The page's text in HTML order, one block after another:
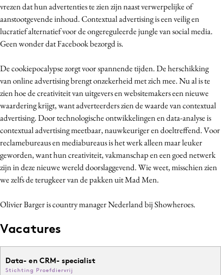
vrezen dat hun advertenties te zien zijn naast verwerpelijke of
aanstootgevende inhoud. Contextual advertising is een veilig en
lucratief alternatief voor de ongereguleerde jungle van social media.
Geen wonder dat Facebook bezorgd is.
De cookiepocalypse zorgt voor spannende tijden. De herschikking
van online advertising brengt onzekerheid met zich mee. Nu al is te
zien hoe de creativiteit van uitgevers en websitemakers een nieuwe
waardering krijgt, want adverteerders zien de waarde van contextual
advertising. Door technologische ontwikkelingen en data-analyse is
contextual advertising meetbaar, nauwkeuriger en doeltreffend. Voor
reclamebureaus en mediabureaus is het werk alleen maar leuker
geworden, want hun creativiteit, vakmanschap en een goed netwerk
zijn in deze nieuwe wereld doorslaggevend. Wie weet, misschien zien
we zelfs de terugkeer van de pakken uit Mad Men.
Olivier Barger is country manager Nederland bij Showheroes.
Vacatures
Data- en CRM- specialist
Stichting Proefdiervrij